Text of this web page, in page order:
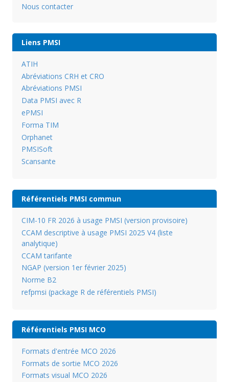
Nous contacter
Liens PMSI
ATIH
Abréviations CRH et CRO
Abréviations PMSI
Data PMSI avec R
ePMSI
Forma TIM
Orphanet
PMSISoft
Scansante
Référentiels PMSI commun
CIM-10 FR 2026 à usage PMSI (version provisoire)
CCAM descriptive à usage PMSI 2025 V4 (liste
analytique)
CCAM tarifante
NGAP (version 1er février 2025)
Norme B2
refpmsi (package R de référentiels PMSI)
Référentiels PMSI MCO
Formats d'entrée MCO 2026
Formats de sortie MCO 2026
Formats visual MCO 2026